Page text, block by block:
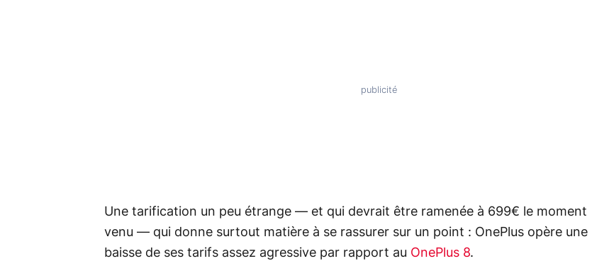
Une tarification un peu étrange — et qui devrait être ramenée à 699€ le moment
venu — qui donne surtout matière à se rassurer sur un point : OnePlus opère une
baisse de ses tarifs assez agressive par rapport au OnePlus 8.